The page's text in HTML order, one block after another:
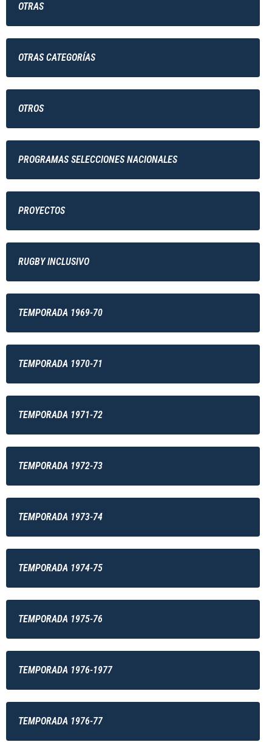
OTRAS
OTRAS CATEGORÍAS
OTROS
PROGRAMAS SELECCIONES NACIONALES
PROYECTOS
RUGBY INCLUSIVO
TEMPORADA 1969-70
TEMPORADA 1970-71
TEMPORADA 1971-72
TEMPORADA 1972-73
TEMPORADA 1973-74
TEMPORADA 1974-75
TEMPORADA 1975-76
TEMPORADA 1976-1977
TEMPORADA 1976-77